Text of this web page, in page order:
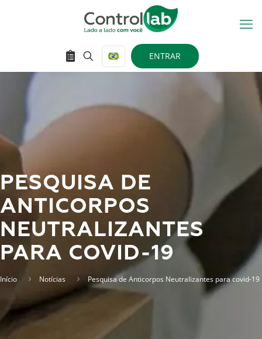
ENTRAR
PESQUISA DE
ANTICORPOS
NEUTRALIZANTES
PARA COVID-19
Início Notícias Pesquisa de Anticorpos Neutralizantes para covid-19